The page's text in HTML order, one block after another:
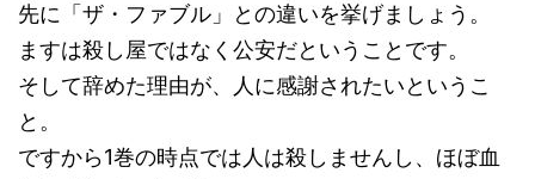
先に「ザ・ファブル」との違いを挙げましょう。
ますは殺し屋ではなく公安だということです。
そして辞めた理由が、人に感謝されたいというこ
と。
ですから1巻の時点では人は殺しませんし、ほぼ血